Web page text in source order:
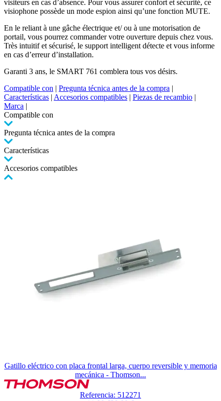
visiteurs en cas d’absence. Pour vous assurer confort et sécurité, ce
visiophone possède un mode espion ainsi qu’une fonction MUTE.
En le reliant à une gâche électrique et/ ou à une motorisation de
portail, vous pourrez commander votre ouverture depuis chez vous.
Très intuitif et sécurisé, le support intelligent détecte et vous informe
en cas d’erreur d’installation.
Garanti 3 ans, le SMART 761 comblera tous vos désirs.
Compatible con | Pregunta técnica antes de la compra |
Características | Accesorios compatibles | Piezas de recambio |
Marca |
Compatible con
Pregunta técnica antes de la compra
Características
Accesorios compatibles
Gatillo eléctrico con placa frontal larga, cuerpo reversible y memoria
mecánica - Thomson...
Referencia: 512271